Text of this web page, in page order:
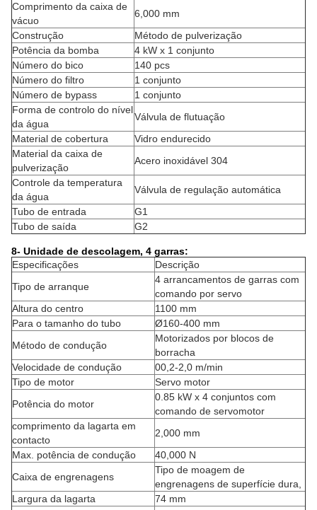
Comprimento da caixa de
vácuo
6,000 mm
Construção
Método de pulverização
Potência da bomba
4 kW x 1 conjunto
Número do bico
140 pcs
Número do filtro
1 conjunto
Número de bypass
1 conjunto
Forma de controlo do nível
da água
Válvula de flutuação
Material de cobertura
Vidro endurecido
Material da caixa de
pulverização
Acero inoxidável 304
Controle da temperatura
da água
Válvula de regulação automática
Tubo de entrada
G1
Tubo de saída
G2
8- Unidade de descolagem, 4 garras:
Especificações
Descrição
Tipo de arranque
4 arrancamentos de garras com
comando por servo
Altura do centro
1100 mm
Para o tamanho do tubo
Ø160-400 mm
Método de condução
Motorizados por blocos de
borracha
Velocidade de condução
00,2-2,0 m/min
Tipo de motor
Servo motor
Potência do motor
0.85 kW x 4 conjuntos com
comando de servomotor
comprimento da lagarta em
contacto
2,000 mm
Max. potência de condução
40,000 N
Caixa de engrenagens
Tipo de moagem de
engrenagens de superfície dura,
Largura da lagarta
74 mm